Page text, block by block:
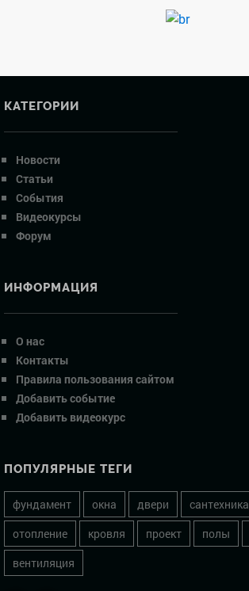
КАТЕГОРИИ
Новости
Статьи
События
Видеокурсы
Форум
ИНФОРМАЦИЯ
О нас
Контакты
Правила пользования сайтом
Добавить событие
Добавить видеокурс
ПОПУЛЯРНЫЕ ТЕГИ
фундамент окна двери сантехника
отопление
кровля проект полы
вентиляция